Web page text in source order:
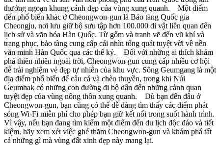
thưởng ngoạn khung cảnh đẹp của vùng xung quanh. Một điểm
đến phổ biến khác ở Cheongwon-gun là Bảo tàng Quốc gia
Cheongju, nơi lưu giữ bộ sưu tập hơn 100.000 di vật liên quan đến
lịch sử và văn hóa Hàn Quốc. Từ gốm và tranh vẽ đến vũ khí và
trang phục, bảo tàng cung cấp cái nhìn tổng quát tuyệt vời về nền
văn minh Hàn Quốc qua các thế kỷ. Đối với những ai thích khám
phá thiên nhiên ngoài trời, Cheongwon-gun cung cấp nhiều cơ hội
để trải nghiệm vẻ đẹp tự nhiên của khu vực. Sông Geumgang là một
địa điểm phổ biến để câu cá và chèo thuyền, trong khi Núi
Geumhak có những con đường đi bộ dẫn đến những cảnh quan
tuyệt đẹp của vùng nông thôn xung quanh. Dù bạn đến đâu ở
Cheongwon-gun, bạn cũng có thể dễ dàng tìm thấy các điểm phát
sóng Wi-Fi miễn phí cho phép bạn giữ kết nối trong suốt hành trình.
Vì vậy, nếu bạn đang tìm kiếm một điểm đến du lịch độc đáo và tiết
kiệm, hãy xem xét việc ghé thăm Cheongwon-gun và khám phá tất
cả những gì mà vùng đất xinh đẹp này mang lại.